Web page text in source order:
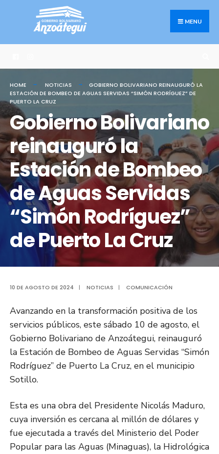
MENU
HOME NOTICIAS
GOBIERNO BOLIVARIANO REINAUGURÓ LA
ESTACIÓN DE BOMBEO DE AGUAS SERVIDAS “SIMÓN RODRÍGUEZ” DE
PUERTO LA CRUZ
Gobierno Bolivariano
reinauguró la
Estación de Bombeo
de Aguas Servidas
“Simón Rodríguez”
de Puerto La Cruz
10 DE AGOSTO DE 2024 | NOTICIAS | COMUNICACIÓN
Avanzando en la transformación positiva de los
servicios públicos, este sábado 10 de agosto, el
Gobierno Bolivariano de Anzoátegui, reinauguró
la Estación de Bombeo de Aguas Servidas “Simón
Rodríguez” de Puerto La Cruz, en el municipio
Sotillo.
Esta es una obra del Presidente Nicolás Maduro,
cuya inversión es cercana al millón de dólares y
fue ejecutada a través del Ministerio del Poder
Popular para las Aguas (Minaguas), la Hidrológica
Search